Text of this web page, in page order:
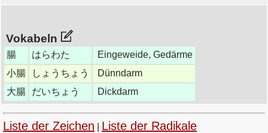
Vokabeln
腸 はらわた
Eingeweide, Gedärme
小腸
しょうちょう
Dünndarm
大腸
だいちょう Dickdarm
Liste der Zeichen Liste der Radikale